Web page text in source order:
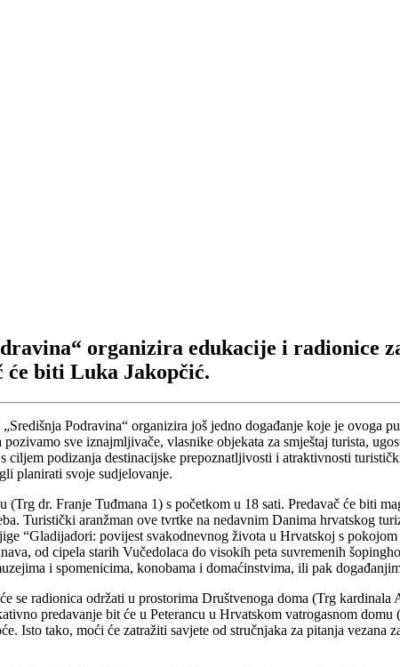
organizira edukacije i radionice
će biti Luka Jakopčić.
Podravina“ organizira još jedno događanje koje je ovoga
sve iznajmljivače, vlasnike objekata za smještaj turista,
podizanja destinacijske prepoznatljivosti i atraktivnosti
planirati svoje sudjelovanje.
dr. Franje Tuđmana 1) s početkom u 18 sati. Predavač će biti
Turistički aranžman ove tvrtke na nedavnim Danima hrvatskog
“Gladijadori: povijest svakodnevnog života u Hrvatskoj s
od cipela starih Vučedolaca do visokih peta suvremenih
i spomenicima, konobama i domaćinstvima, ili pak
se radionica održati u prostorima Društvenoga doma (Trg
predavanje bit će u Peterancu u Hrvatskom vatrogasnom
Isto tako, moći će zatražiti savjete od stručnjaka za pitanja vezana